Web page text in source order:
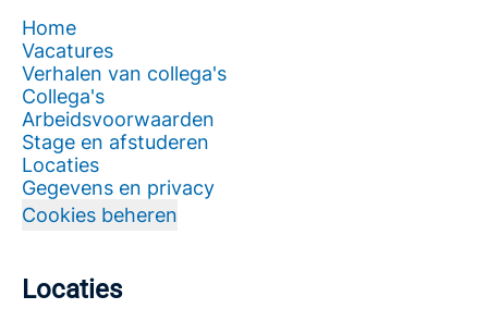
Home
Vacatures
Verhalen van collega's
Collega's
Arbeidsvoorwaarden
Stage en afstuderen
Locaties
Gegevens en privacy
Cookies beheren
Locaties